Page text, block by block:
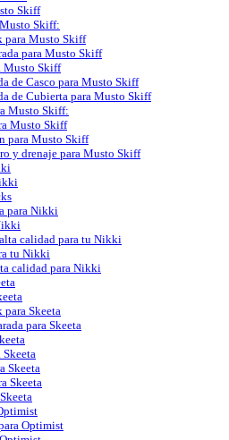
Skiff
Skiff:
para Musto Skiff
para Musto Skiff
Musto Skiff
de Casco para Musto Skiff
de Cubierta para Musto Skiff
Musto Skiff:
Musto Skiff
para Musto Skiff
y drenaje para Musto Skiff
para Nikki
calidad para tu Nikki
tu Nikki
calidad para Nikki
Skeeta
para Skeeta
Skeeta
Skeeta
Skeeta
Optimist